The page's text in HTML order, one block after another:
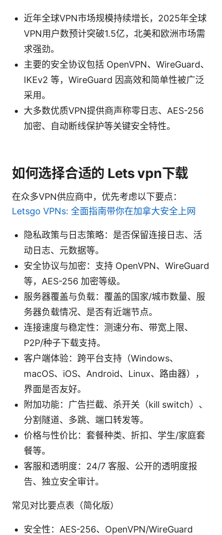
近年全球VPN市场规模持续增长，2025年全球
VPN用户数预计突破1.5亿，北美和欧洲市场需
求强劲。
主要的安全协议包括 OpenVPN、WireGuard、
IKEv2 等，WireGuard 因高效和简单性被广泛
采用。
大多数优质VPN提供商声称零日志、AES-256
加密、自动断线保护等关键安全特性。
如何选择合适的 Lets vpn下载
在众多VPN供应商中，优先考虑以下要点：
Letsgo VPNs: 全面指南带你在加拿大安全上网
隐私政策与日志策略：是否保留连接日志、活
动日志、元数据等。
安全协议与加密：支持 OpenVPN、WireGuard
等，AES-256 加密等级。
服务器覆盖与负载：覆盖的国家/城市数量、服
务器负载情况、是否有近端节点。
连接速度与稳定性：测速分布、带宽上限、
P2P/种子下载支持。
客户端体验：跨平台支持（Windows、
macOS、iOS、Android、Linux、路由器），
界面是否友好。
附加功能：广告拦截、杀开关（kill switch）、
分割隧道、多跳、端口转发等。
价格与性价比：套餐种类、折扣、学生/家庭套
餐等。
客服和透明度：24/7 客服、公开的透明度报
告、独立安全审计。
常见对比要点表（简化版）
安全性：AES-256、OpenVPN/WireGuard